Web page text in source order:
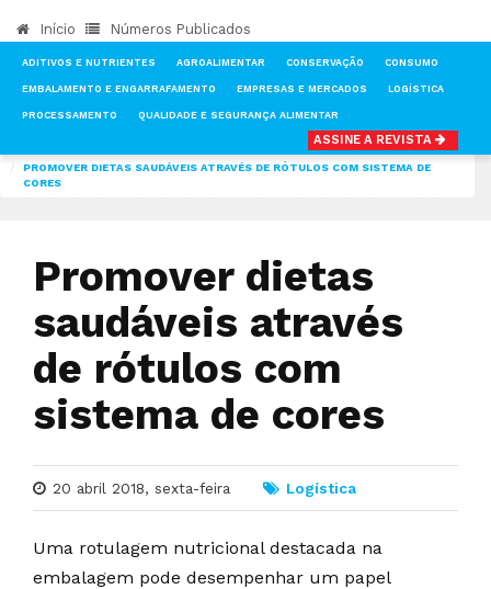
Início Números Publicados
ADITIVOS E NUTRIENTES AGROALIMENTAR CONSERVAÇÃO CONSUMO
EMBALAMENTO E ENGARRAFAMENTO EMPRESAS E MERCADOS LOGÍSTICA
PROCESSAMENTO QUALIDADE E SEGURANÇA ALIMENTAR
ASSINE A REVISTA
PROMOVER DIETAS SAUDÁVEIS ATRAVÉS DE RÓTULOS COM SISTEMA DE
CORES
Promover dietas
saudáveis através
de rótulos com
sistema de cores
20 abril 2018, sexta-feira Logística
Uma rotulagem nutricional destacada na
embalagem pode desempenhar um papel